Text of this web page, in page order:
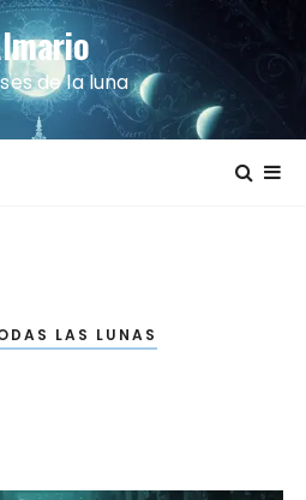
de la luna
LAS LUNAS